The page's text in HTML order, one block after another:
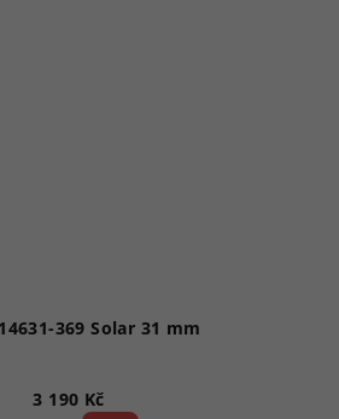
369 Solar 31 mm
3 190 Kč